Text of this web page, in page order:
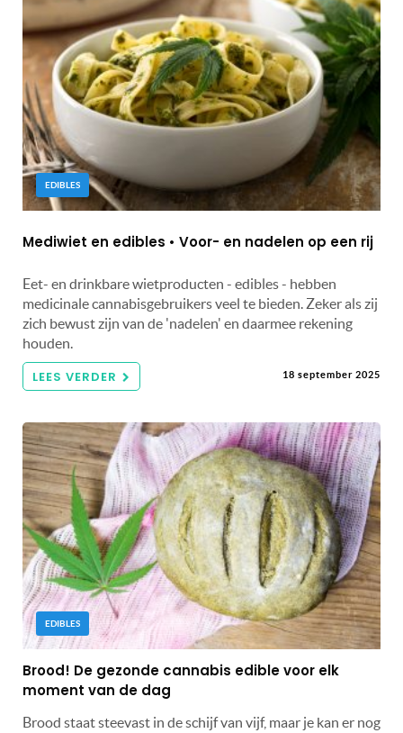
EDIBLES
Mediwiet en edibles • Voor- en nadelen op een rij
Eet- en drinkbare wietproducten - edibles - hebben
medicinale cannabisgebruikers veel te bieden. Zeker als zij
zich bewust zijn van de 'nadelen' en daarmee rekening
houden.
LEES VERDER 18 september 2025
EDIBLES
Brood! De gezonde cannabis edible voor elk
moment van de dag
Brood staat steevast in de schijf van vijf, maar je kan er nog